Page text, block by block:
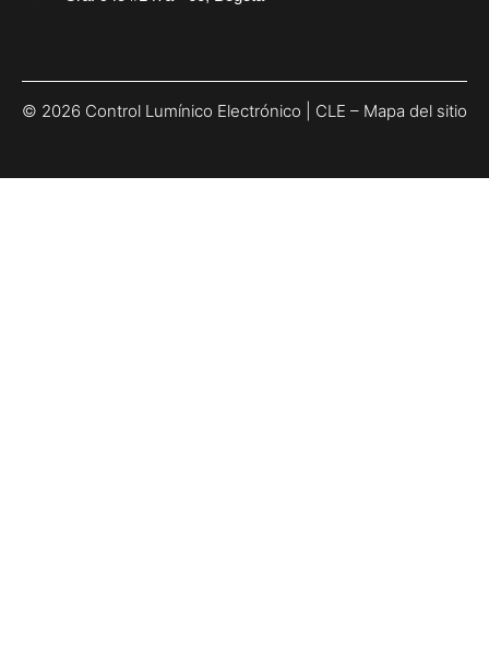
© 2026 Control Lumínico Electrónico | CLE – Mapa del sitio